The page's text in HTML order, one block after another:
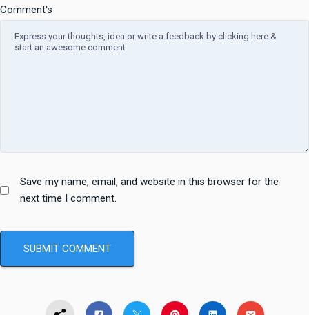
Comment's
Save my name, email, and website in this browser for the
next time I comment.